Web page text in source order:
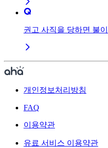
권고 사직을 당하면 불
개인정보처리방침
FAQ
이용약관
유료 서비스 이용약관